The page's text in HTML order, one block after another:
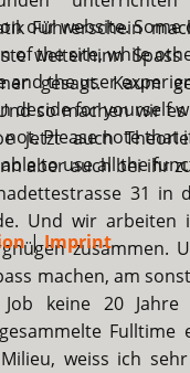
Führerschein
weiterhinn
gesagt. Kaum
so machen wir
jetzt auch
aber auch bei ihr
31 in
Und wir arbeiten
zusammen.
machen, am
Job keine 20 Jahre
Fulltime
weiss ich
our website.
of the site, while
and the user
decide for yourself
Please note that
to use all the
|Imprint